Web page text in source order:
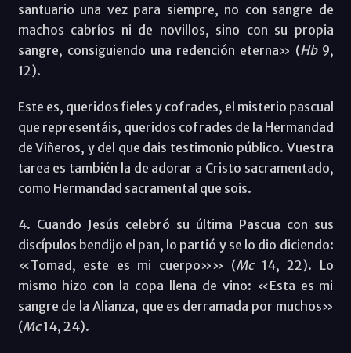
santuario una vez para siempre, no con sangre de
machos cabríos ni de novillos, sino con su propia
sangre, consiguiendo una redención eterna» (Hb9,
12).
Este es, queridos fieles y cofrades, el misterio pascual
que representáis, queridos cofrades de la Hermandad
de Viñeros, y del que dais testimonio público. Vuestra
tarea es también la de adorar a Cristo sacramentado,
como Hermandad sacramental que sois.
4. Cuando Jesús celebró su última Pascua con sus
discípulos bendijo el pan, lo partió y se lo dio diciendo:
«Tomad, este es mi cuerpo»» (Mc14, 22). Lo
mismo hizo con la copa llena de vino: «Esta es mi
sangre de la Alianza, que es derramada por muchos»
(Mc14, 24).